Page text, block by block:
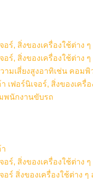
อร์, สิ่งของเครื่องใช้ต่าง
อร์, สิ่งของเครื่องใช้ต่าง
มเสี่ยงสูงอาทิเช่น คอมพิว
เฟอร์นิเจอร์, สิ่งของเครื่อ
พนักงานขับรถ
อร์, สิ่งของเครื่องใช้ต่าง
อร์ สิ่งของเครื่องใช้ต่าง